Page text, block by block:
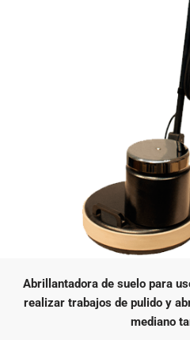
Abrillantadora de suelo para
realizar trabajos de pulido y
mediano